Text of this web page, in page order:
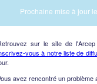
Prochaine mise à jour
sur le site de
vous à notre liste de
avez rencontré un problème
NAV